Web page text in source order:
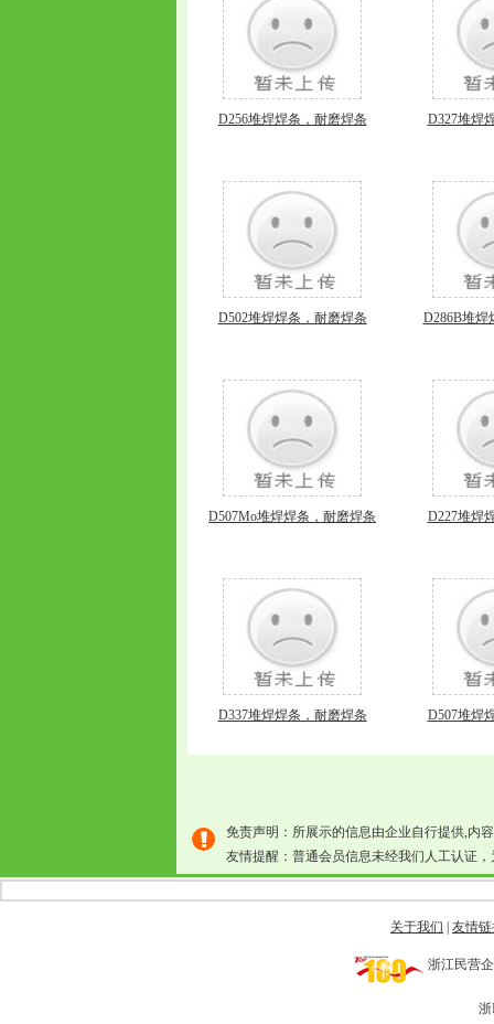
D256堆焊焊条，耐磨焊条 D327堆焊
D502堆焊焊条，耐磨焊条 D286B堆焊
D507Mo堆焊焊条，耐磨焊条 D227堆焊
D337堆焊焊条，耐磨焊条 D507堆焊
免责声明：所展示的信息由企业自行提供,内
友情提醒：普通会员信息未经我们人工认证
关于我们 友情
浙江民营
浙